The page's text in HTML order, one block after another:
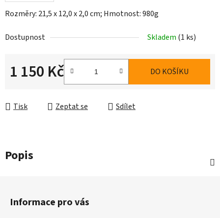
Rozměry: 21,5 x 12,0 x 2,0 cm; Hmotnost: 980g
Dostupnost Skladem (1 ks)
1 150 Kč DO KOŠÍKU
Tisk Zeptat se Sdílet
Popis
Informace pro vás